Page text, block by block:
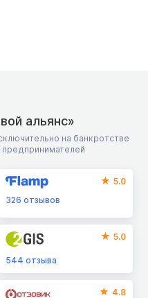
альянс»
на банкротстве
предпринимателей
5.0
326отзывов
5.0
544отзыва
4.8